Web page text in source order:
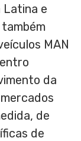
Latina e
MAN
da
de
de